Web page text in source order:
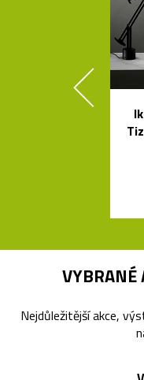
VYBRANÉ
Nejdůležitější akce,